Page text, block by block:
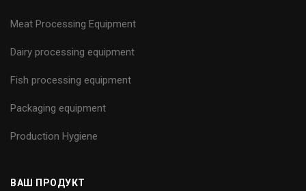
Meat Processing Equipment
Dairy processing equipment
Fish processing equipment
Packaging equipment
Production Hygiene
ВАШ ПРОДУКТ